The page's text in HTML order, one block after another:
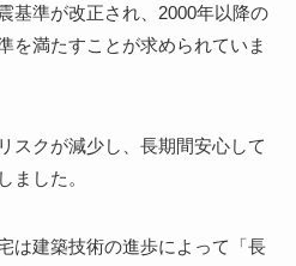
基準が改正され、2000年以降の
を満たすことが求められていま
スクが減少し、長期間安心して
ました。
は建築技術の進歩によって「長